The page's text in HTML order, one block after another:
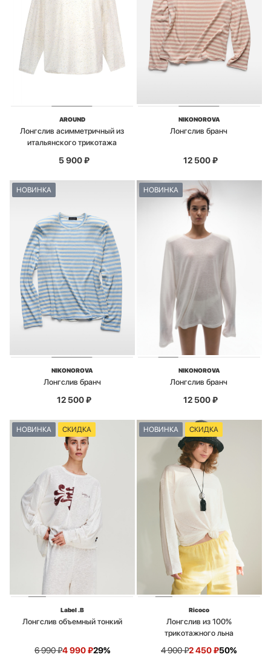
AROUND
Лонгслив асимметричный из
итальянского трикотажа
5 900₽
NIKONOROVA
Лонгслив бранч
12 500₽
НОВИНКА
NIKONOROVA
Лонгслив бранч
12 500₽
НОВИНКА
NIKONOROVA
Лонгслив бранч
12 500₽
НОВИНКА СКИДКА
Label .B
Лонгслив объемный тонкий
6 990₽4 990₽29%
НОВИНКА СКИДКА
Ricoco
Лонгслив из 100%
трикотажного льна
4 900₽2 450₽50%